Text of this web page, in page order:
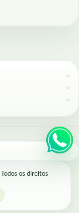
Todos os direitos